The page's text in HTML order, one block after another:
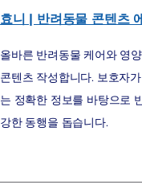
효니 | 반려동물 콘텐츠
올바른 반려동물 케어와 영
콘텐츠 작성합니다. 보호자
는 정확한 정보를 바탕으로
강한 동행을 돕습니다.